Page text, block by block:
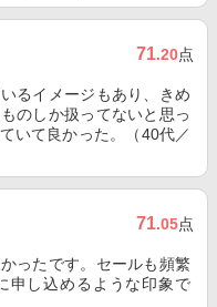
71.20点
るイメージもあり、きめ
のしか扱ってないと思っ
いて良かった。（40代／
71.05点
ったです。セールも頻繁
申し込めるような印象で